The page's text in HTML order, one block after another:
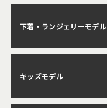
下着・ランジェリーモデル
キッズモデル